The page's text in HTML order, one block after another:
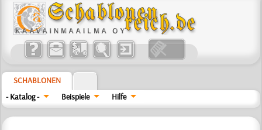
SCHABLONEN
- Katalog -
Beispiele Hilfe